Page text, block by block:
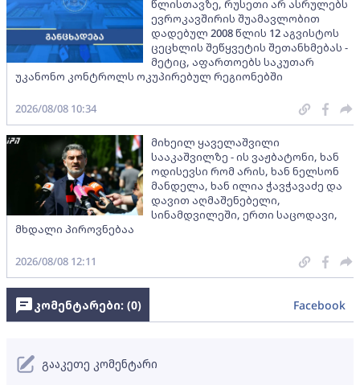
წლისთავზე, რუსეთი არ ასრულებს
ევროკავშირის შუამავლობით
დადებულ 2008 წლის 12 აგვისტოს
ცეცხლის შეწყვეტის შეთანხმებას -
მეტიც, აფართოებს საკუთარ
უკანონო კონტროლს ოკუპირებულ რეგიონებში
2026/08/08 10:34
მიხეილ ყაველაშვილი
სააკაშვილზე - ის ვაჟბატონი, ხან
ოდისევსი რომ არის, ხან ნელსონ
მანდელა, ხან ილია ჭავჭავაძე და
დავით აღმაშენებელი,
სინამდვილეში, ერთი საცოდავი,
მხდალი პიროვნებაა
2026/08/08 12:11
კომენტარები: (0) Facebook
გააკეთე კომენტარი